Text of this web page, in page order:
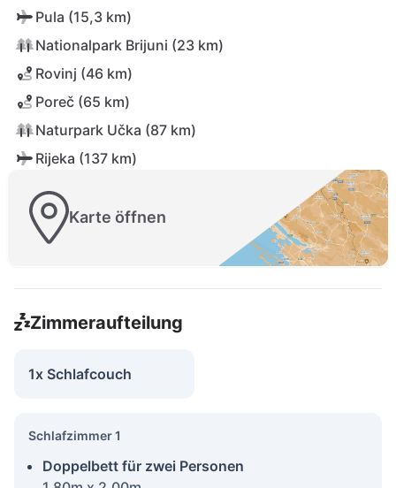
Pula (15,3 km)
Nationalpark Brijuni (23 km)
Rovinj (46 km)
Poreč (65 km)
Naturpark Učka (87 km)
Rijeka (137 km)
Karte öffnen
Zimmeraufteilung
1x Schlafcouch
Schlafzimmer 1
Doppelbett für zwei Personen